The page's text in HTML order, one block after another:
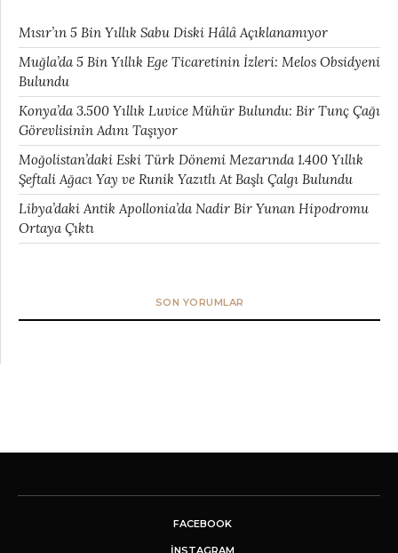
Mısır’ın 5 Bin Yıllık Sabu Diski Hâlâ Açıklanamıyor
Muğla’da 5 Bin Yıllık Ege Ticaretinin İzleri: Melos Obsidyeni
Bulundu
Konya’da 3.500 Yıllık Luvice Mühür Bulundu: Bir Tunç Çağı
Görevlisinin Adını Taşıyor
Moğolistan’daki Eski Türk Dönemi Mezarında 1.400 Yıllık
Şeftali Ağacı Yay ve Runik Yazıtlı At Başlı Çalgı Bulundu
Libya’daki Antik Apollonia’da Nadir Bir Yunan Hipodromu
Ortaya Çıktı
SON YORUMLAR
FACEBOOK
INSTAGRAM